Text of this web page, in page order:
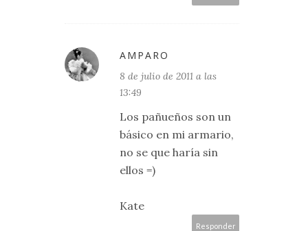
AMPARO
8 de julio de 2011 a las
13:49
Los pañueños son un
básico en mi armario,
no se que haría sin
ellos =)
Kate
Responder